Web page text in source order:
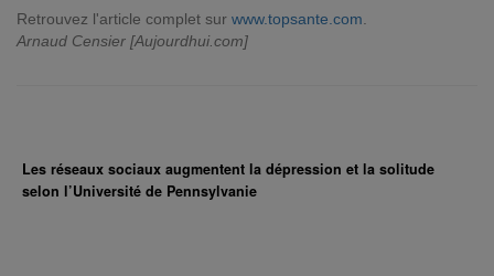
Retrouvez l'article complet sur www.topsante.com
Arnaud Censier [Aujourdhui.com]
Les réseaux sociaux augmentent la dépression et la solitude
selon l’Université de Pennsylvanie